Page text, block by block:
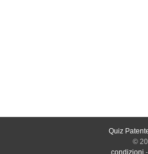
Quiz
©
condizioni -